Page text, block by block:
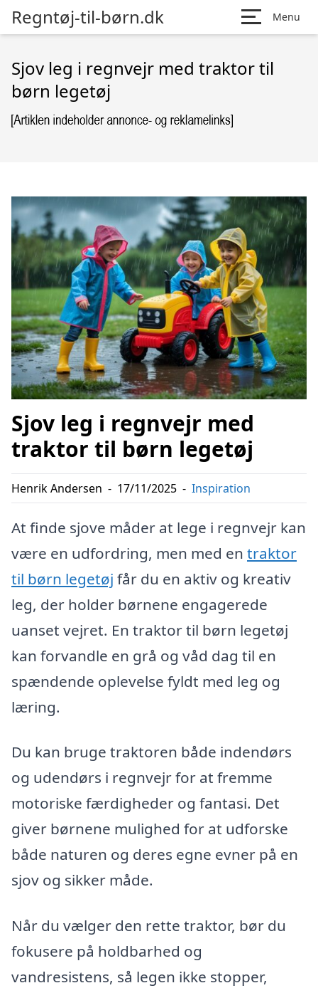
Regntøj-til-børn.dk Menu
Sjov leg i regnvejr med traktor til
børn legetøj
Sjov leg i regnvejr med
traktor til børn legetøj
Henrik Andersen - 17/11/2025 - Inspiration
At finde sjove måder at lege i regnvejr kan
være en udfordring, men med en traktor
til børn legetøj får du en aktiv og kreativ
leg, der holder børnene engagerede
uanset vejret. En traktor til børn legetøj
kan forvandle en grå og våd dag til en
spændende oplevelse fyldt med leg og
læring.
Du kan bruge traktoren både indendørs
og udendørs i regnvejr for at fremme
motoriske færdigheder og fantasi. Det
giver børnene mulighed for at udforske
både naturen og deres egne evner på en
sjov og sikker måde.
Når du vælger den rette traktor, bør du
fokusere på holdbarhed og
vandresistens, så legen ikke stopper,